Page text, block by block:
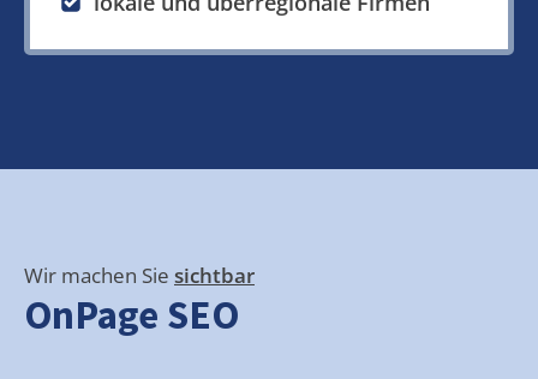
Wir machen Sie sichtbar
OnPage SEO